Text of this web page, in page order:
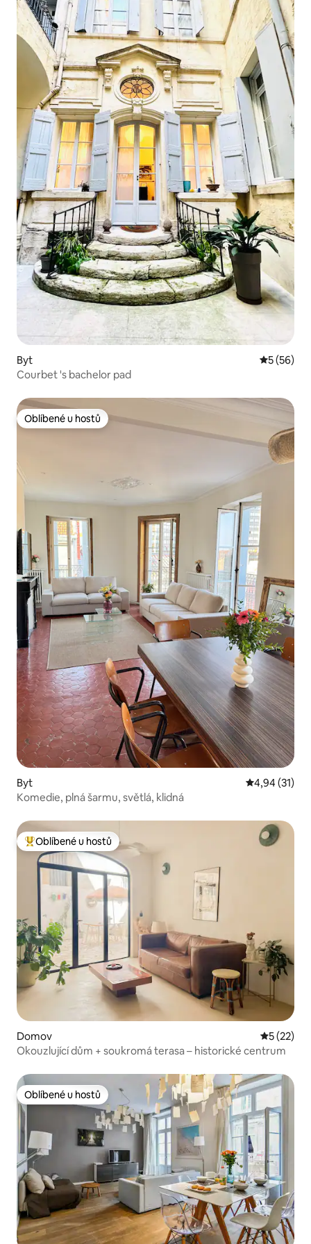
Byt Průměrné
5 (56)
Courbet 's bachelor pad
Oblíbené u hostů
Oblíbené u hostů
Byt Průměrné
4,94 (31)
Komedie, plná šarmu, světlá, klidná
Nejlepší v kategorii Oblíbené u hostů
Oblíbené u hostů
Domov Průměrné
5 (22)
Okouzlující dům + soukromá terasa – historické centrum
Oblíbené u hostů
Oblíbené u hostů